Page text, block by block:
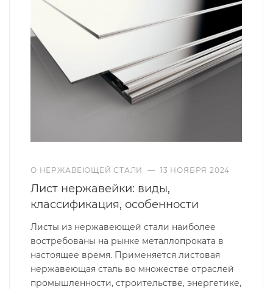
О НЕРЖАВЕЮЩЕЙ СТАЛИ — 13 НОЯБРЯ 2024
Лист нержавейки: виды,
классификация, особенности
Листы из нержавеющей стали наиболее
востребованы на рынке металлопроката в
настоящее время. Применяется листовая
нержавеющая сталь во множестве отраслей
промышленности, строительстве, энергетике,